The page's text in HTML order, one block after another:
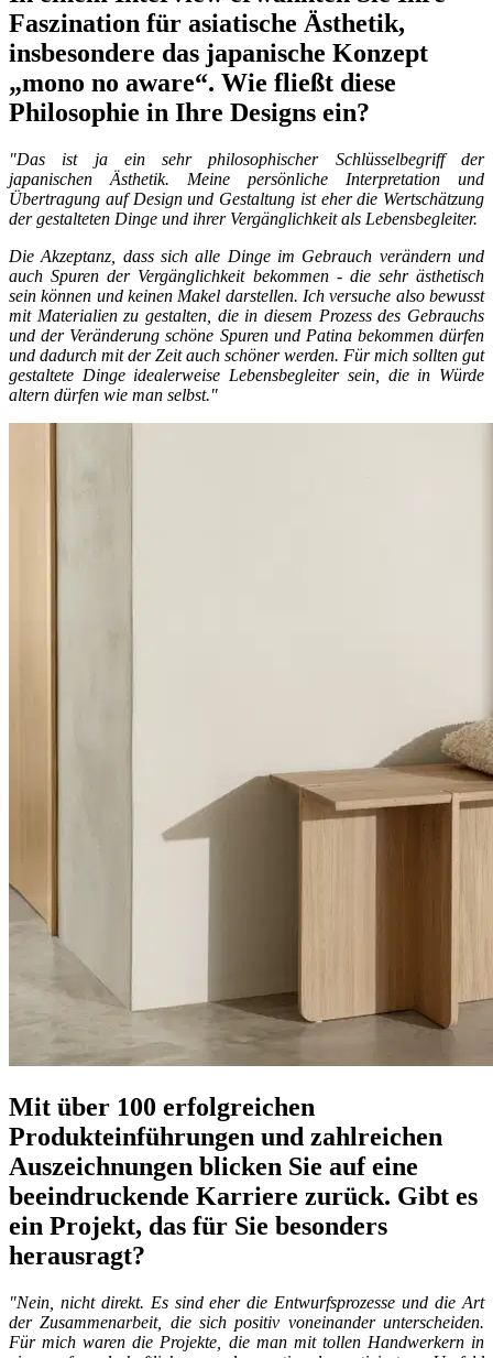
Faszination für asiatische Ästhetik,
insbesondere das japanische Konzept
„mono no aware“. Wie fließt diese
Philosophie in Ihre Designs ein?
"Das ist ja ein sehr philosophischer Schlüsselbegriff der
japanischen Ästhetik. Meine persönliche Interpretation und
Übertragung auf Design und Gestaltung ist eher die Wertschätzung
der gestalteten Dinge und ihrer Vergänglichkeit als Lebensbegleiter.
Die Akzeptanz, dass sich alle Dinge im Gebrauch verändern und
auch Spuren der Vergänglichkeit bekommen - die sehr ästhetisch
sein können und keinen Makel darstellen. Ich versuche also bewusst
mit Materialien zu gestalten, die in diesem Prozess des Gebrauchs
und der Veränderung schöne Spuren und Patina bekommen dürfen
und dadurch mit der Zeit auch schöner werden. Für mich sollten gut
gestaltete Dinge idealerweise Lebensbegleiter sein, die in Würde
altern dürfen wie man selbst."
Mit über 100 erfolgreichen
Produkteinführungen und zahlreichen
Auszeichnungen blicken Sie auf eine
beeindruckende Karriere zurück. Gibt es
ein Projekt, das für Sie besonders
herausragt?
"Nein, nicht direkt. Es sind eher die Entwurfsprozesse und die Art
der Zusammenarbeit, die sich positiv voneinander unterscheiden.
Für mich waren die Projekte, die man mit tollen Handwerkern in